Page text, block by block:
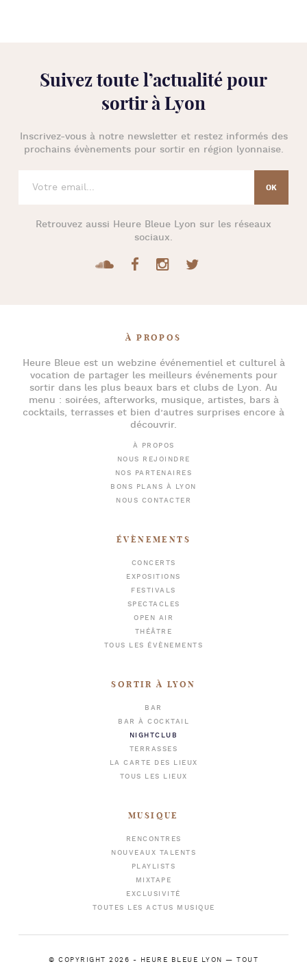
Suivez toute l’actualité pour
sortir à Lyon
Inscrivez-vous à notre newsletter et restez informés des
prochains évènements pour sortir en région lyonnaise.
Retrouvez aussi Heure Bleue Lyon sur les réseaux
sociaux.
À PROPOS
Heure Bleueest un webzine événementiel et culturel à
vocation de partager les meilleurs événements pour
sortir dans les plus beaux bars et clubs de Lyon. Au
menu : soirées, afterworks, musique, artistes, bars à
cocktails, terrasses et bien d’autres surprises encore à
découvrir.
À PROPOS
NOUS REJOINDRE
NOS PARTENAIRES
BONS PLANS À LYON
NOUS CONTACTER
ÉVÈNEMENTS
CONCERTS
EXPOSITIONS
FESTIVALS
SPECTACLES
OPEN AIR
THÉÂTRE
TOUS LES ÉVÈNEMENTS
SORTIR À LYON
BAR
BAR À COCKTAIL
NIGHTCLUB
TERRASSES
LA CARTE DES LIEUX
TOUS LES LIEUX
MUSIQUE
RENCONTRES
NOUVEAUX TALENTS
PLAYLISTS
MIXTAPE
EXCLUSIVITÉ
TOUTES LES ACTUS MUSIQUE
© COPYRIGHT 2026 - HEURE BLEUE LYON — TOUT